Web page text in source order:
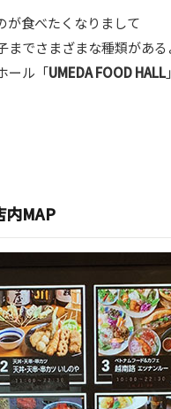
が食べたくなりまして
までさまざまな種類がある
ール「UMEDA FOOD HALL
内MAP